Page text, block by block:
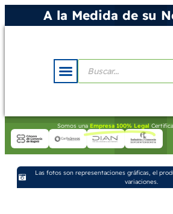
A la Medida de su
Somos una Empresa 100% Legal
Las fotos son representaciones gráficas, el
variaciones.